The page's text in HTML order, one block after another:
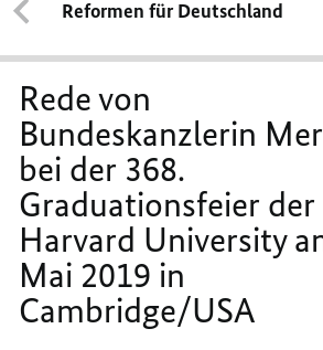
Bundeskanzlerin
Merkel
bei
der
368.
Graduationsfeier
der
Harvard
University
am
30.
Mai
2019
in
Cambridge/USA
Reformen für Deutschland
Rede von
Bundeskanzlerin
bei der 368.
Graduationsfeier der
Harvard University
Mai 2019 in
Cambridge/USA